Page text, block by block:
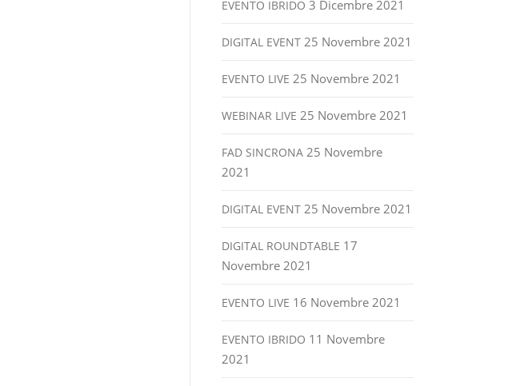
EVENTO IBRIDO 3 Dicembre 2021
DIGITAL EVENT 25 Novembre 2021
EVENTO LIVE 25 Novembre 2021
WEBINAR LIVE 25 Novembre 2021
FAD SINCRONA 25 Novembre
2021
DIGITAL EVENT 25 Novembre 2021
DIGITAL ROUNDTABLE 17
Novembre 2021
EVENTO LIVE 16 Novembre 2021
EVENTO IBRIDO 11 Novembre
2021